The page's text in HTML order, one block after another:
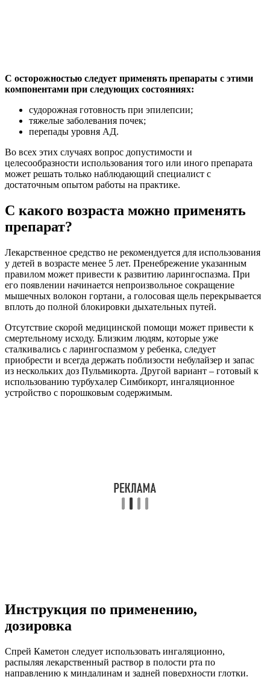
С осторожностью следует применять препараты с этими
компонентами при следующих состояниях:
судорожная готовность при эпилепсии;
тяжелые заболевания почек;
перепады уровня АД.
Во всех этих случаях вопрос допустимости и
целесообразности использования того или иного препарата
может решать только наблюдающий специалист с
достаточным опытом работы на практике.
С какого возраста можно применять
препарат?
Лекарственное средство не рекомендуется для использования
у детей в возрасте менее 5 лет. Пренебрежение указанным
правилом может привести к развитию ларингоспазма. При
его появлении начинается непроизвольное сокращение
мышечных волокон гортани, а голосовая щель перекрывается
вплоть до полной блокировки дыхательных путей.
Отсутствие скорой медицинской помощи может привести к
смертельному исходу. Близким людям, которые уже
сталкивались с ларингоспазмом у ребенка, следует
приобрести и всегда держать поблизости небулайзер и запас
из нескольких доз Пульмикорта. Другой вариант – готовый к
использованию турбухалер Симбикорт, ингаляционное
устройство с порошковым содержимым.
Инструкция по применению,
дозировка
Спрей Каметон следует использовать ингаляционно,
распыляя лекарственный раствор в полости рта по
направлению к миндалинам и задней поверхности глотки.